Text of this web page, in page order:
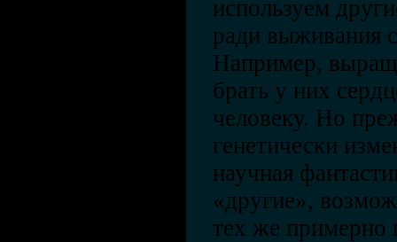
используем
ради выживания
Например,
брать у них
человеку. Но
генетически
научная
«другие»,
тех же